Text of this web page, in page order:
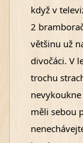
když v
2
většinu už
divočáci. V
trochu
měli sebou